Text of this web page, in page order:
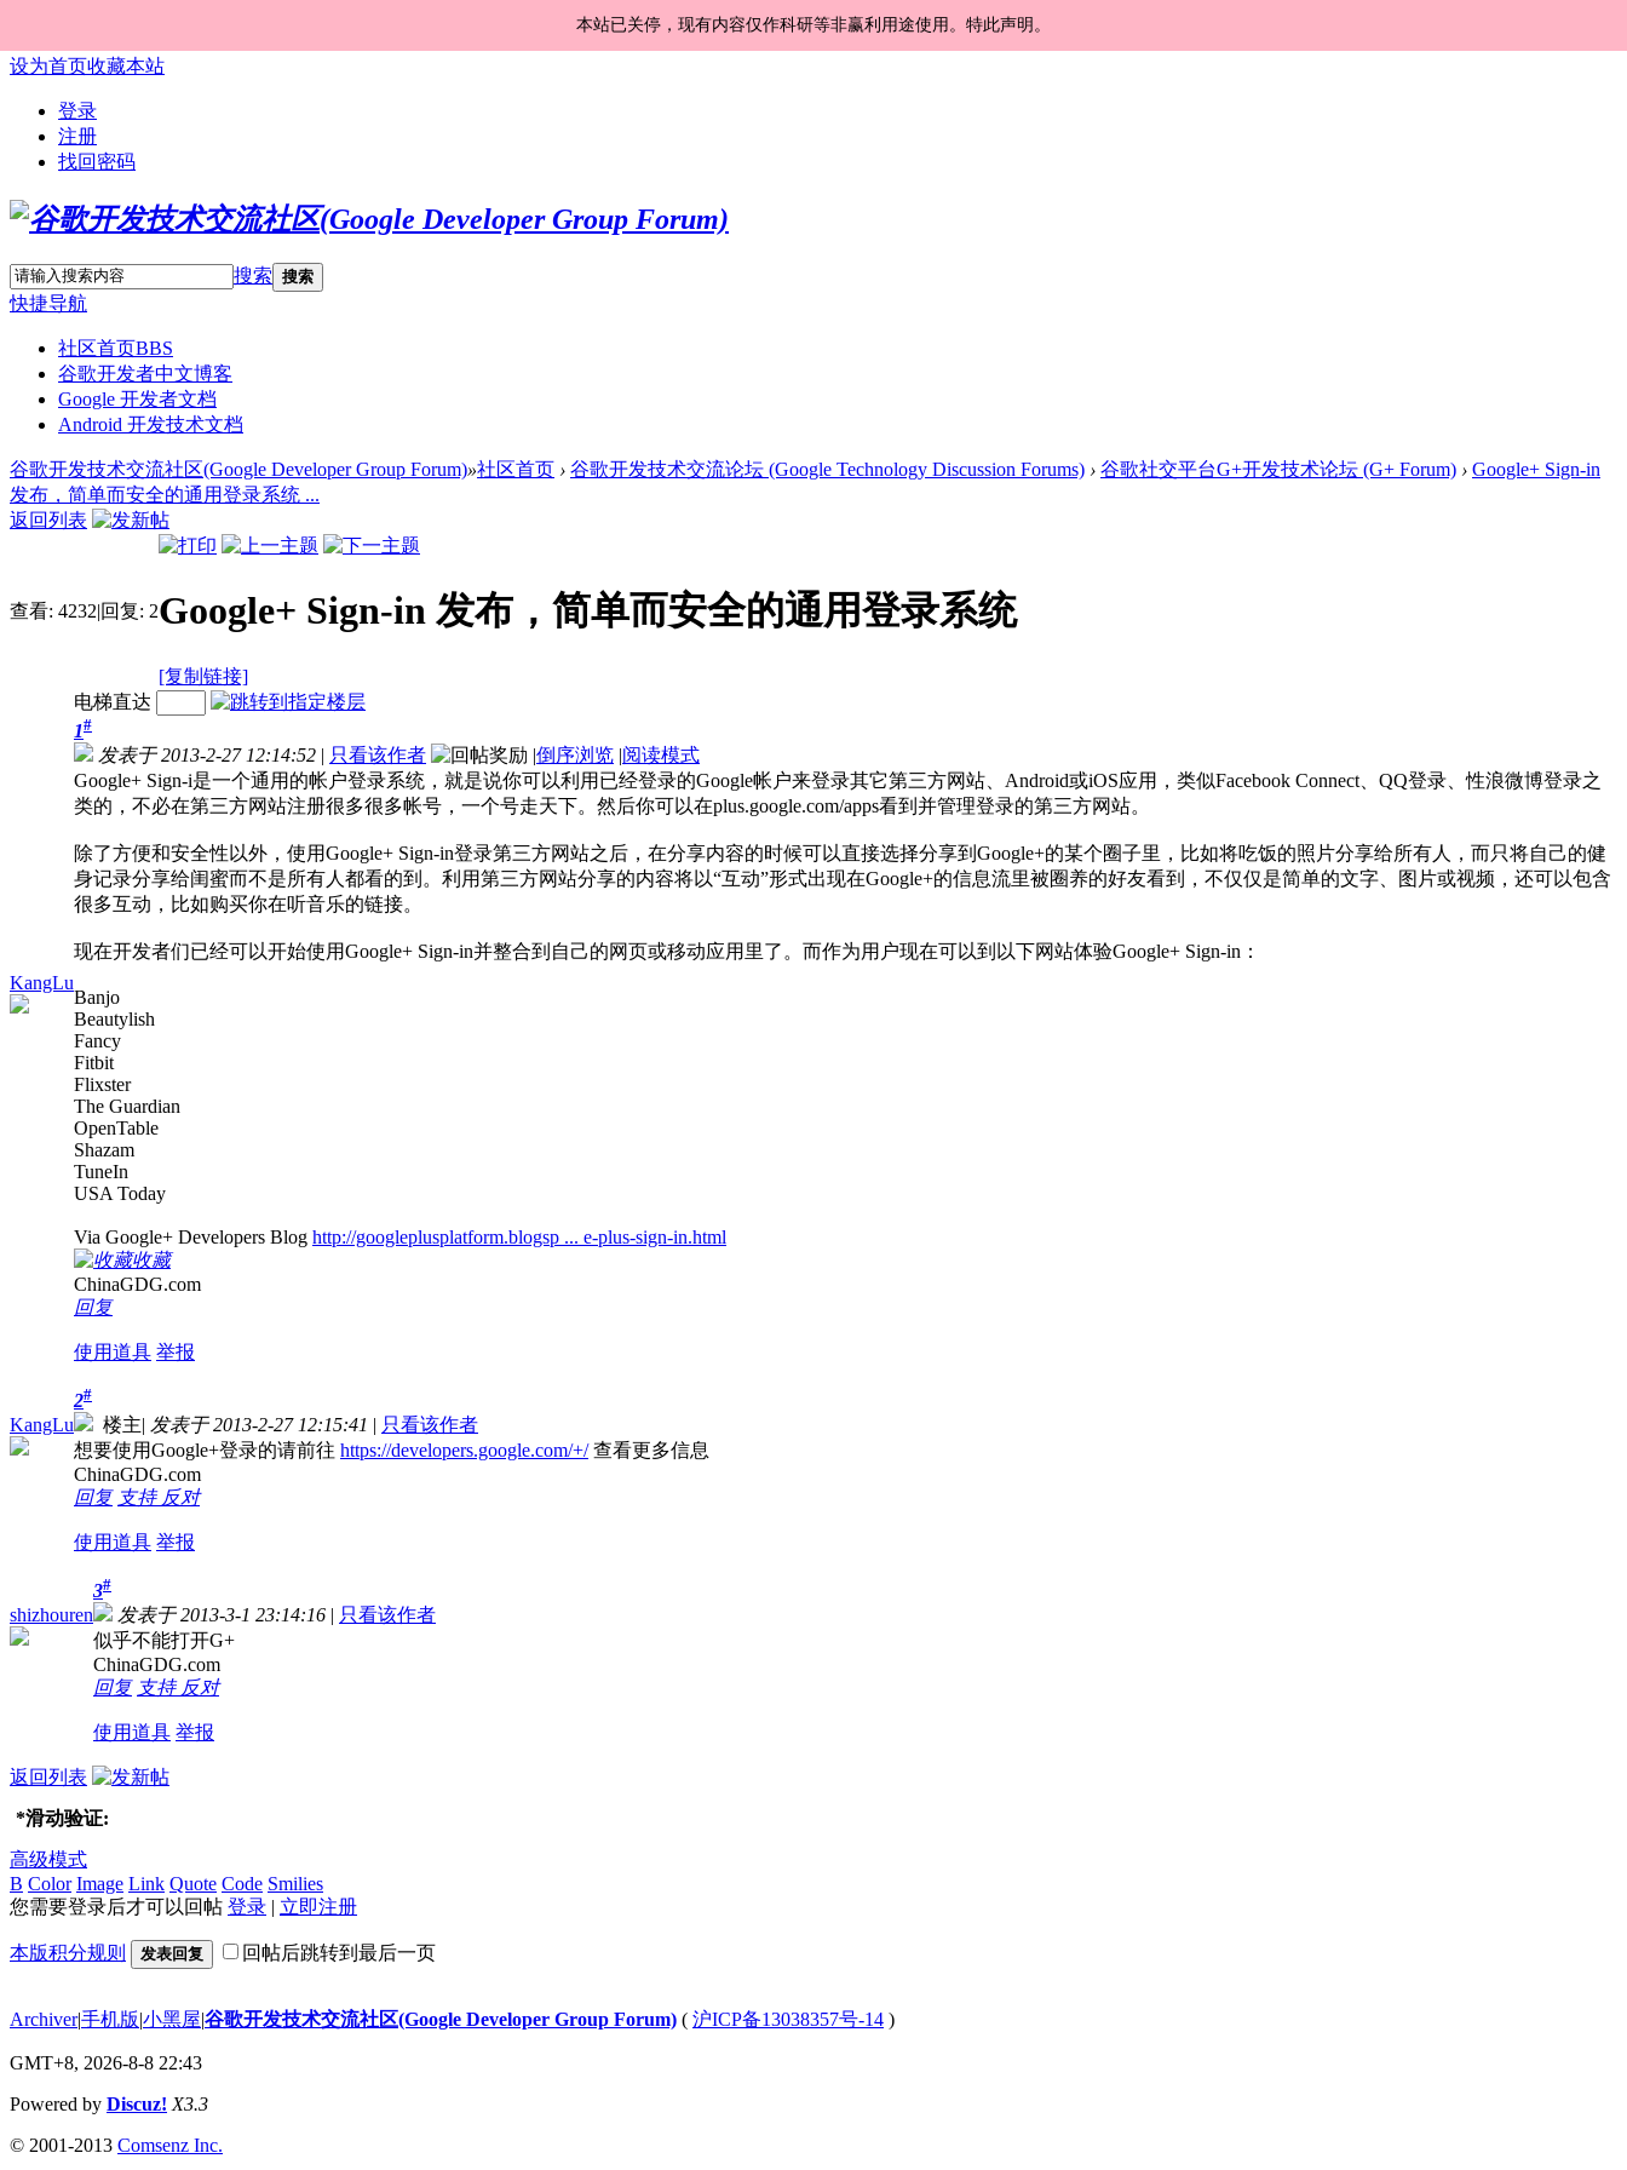
本站已关停，现有内容仅作科研等非赢利用途使用。特此声明。
设为首页收藏本站
登录
注册
找回密码
搜索 搜索
快捷导航
社区首页BBS
谷歌开发者中文博客
Google 开发者文档
Android 开发技术文档
谷歌开发技术交流社区(Google Developer Group Forum)»社区首页 › 谷歌开发技术交流论坛 (Google Technology Discussion Forums) › 谷歌社交平台G+开发技术论坛 (G+ Forum) › Google+ Sign-in
发布，简单而安全的通用登录系统 ...
返回列表
查看: 4232|回复: 2Google+ Sign-in 发布，简单而安全的通用登录系统
[复制链接]
KangLu
电梯直达
1#
发表于 2013-2-27 12:14:52 | 只看该作者 |倒序浏览 |阅读模式
Google+ Sign-i是一个通用的帐户登录系统，就是说你可以利用已经登录的Google帐户来登录其它第三方网站、Android或iOS应用，类似Facebook Connect、QQ登录、性浪微博登录之
类的，不必在第三方网站注册很多很多帐号，一个号走天下。然后你可以在plus.google.com/apps看到并管理登录的第三方网站。
除了方便和安全性以外，使用Google+ Sign-in登录第三方网站之后，在分享内容的时候可以直接选择分享到Google+的某个圈子里，比如将吃饭的照片分享给所有人，而只将自己的健
身记录分享给闺蜜而不是所有人都看的到。利用第三方网站分享的内容将以“互动”形式出现在Google+的信息流里被圈养的好友看到，不仅仅是简单的文字、图片或视频，还可以包含
很多互动，比如购买你在听音乐的链接。
现在开发者们已经可以开始使用Google+ Sign-in并整合到自己的网页或移动应用里了。而作为用户现在可以到以下网站体验Google+ Sign-in：
Banjo
Beautylish
Fancy
Fitbit
Flixster
The Guardian
OpenTable
Shazam
TuneIn
USA Today
Via Google+ Developers Blog http://googleplusplatform.blogsp ... e-plus-sign-in.html
收藏
ChinaGDG.com
回复
使用道具 举报
KangLu
2#
楼主| 发表于 2013-2-27 12:15:41 | 只看该作者
想要使用Google+登录的请前往 https://developers.google.com/+/查看更多信息
ChinaGDG.com
回复 支持 反对
使用道具 举报
shizhouren
3#
发表于 2013-3-1 23:14:16 | 只看该作者
似乎不能打开G+
ChinaGDG.com
回复 支持 反对
使用道具 举报
返回列表
*滑动验证:
高级模式
B Color Image Link Quote Code Smilies
您需要登录后才可以回帖 登录 | 立即注册
本版积分规则 发表回复 回帖后跳转到最后一页
Archiver|手机版|小黑屋|谷歌开发技术交流社区(Google Developer Group Forum) ( 沪ICP备13038357号-14 )
GMT+8, 2026-8-8 22:43
Powered by Discuz! X3.3
© 2001-2013 Comsenz Inc.